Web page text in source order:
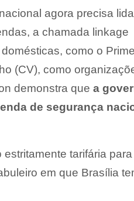
agora precisa
a chamada linkage
como o
(CV), como
demonstra que a
de segurança
tarifária
em que Brasília